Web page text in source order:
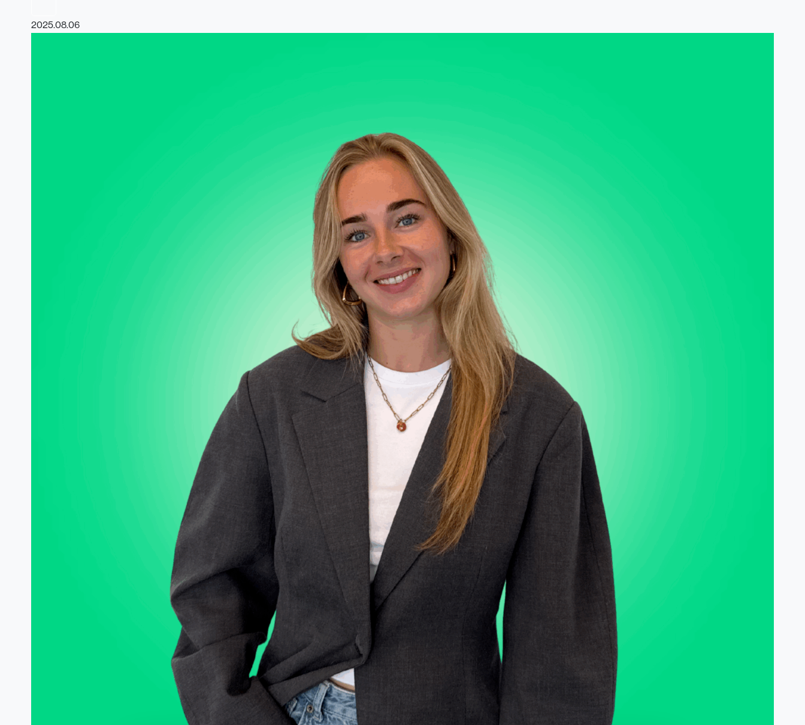
2025.08.06